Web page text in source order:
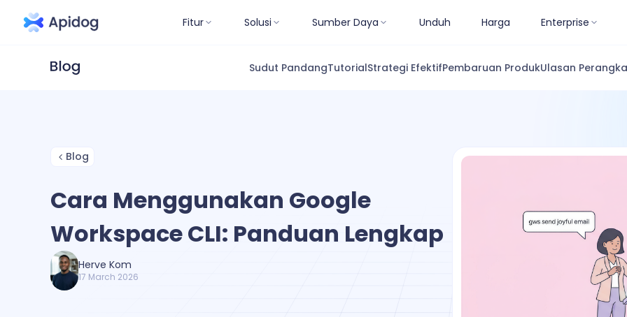
Fitur Solusi Sumber Daya Unduh Harga Enterprise
Sudut PandangTutorialStrategi EfektifPembaruan ProdukUlasan
Blog
Cara Menggunakan Google
Workspace CLI: Panduan Lengkap
Herve Kom
17 March 2026